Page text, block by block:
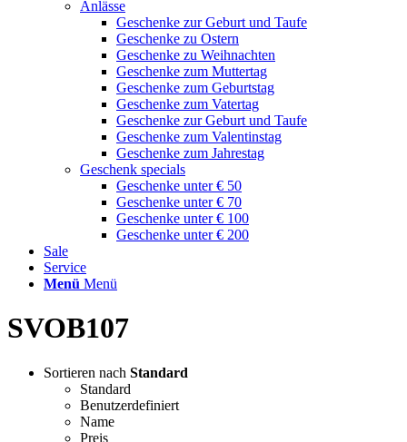
Anlässe
Geschenke zur Geburt und Taufe
Geschenke zu Ostern
Geschenke zu Weihnachten
Geschenke zum Muttertag
Geschenke zum Geburtstag
Geschenke zum Vatertag
Geschenke zur Geburt und Taufe
Geschenke zum Valentinstag
Geschenke zum Jahrestag
Geschenk specials
Geschenke unter € 50
Geschenke unter € 70
Geschenke unter € 100
Geschenke unter € 200
Sale
Service
Menü Menü
SVOB107
Sortieren nach Standard
Standard
Benutzerdefiniert
Name
Preis